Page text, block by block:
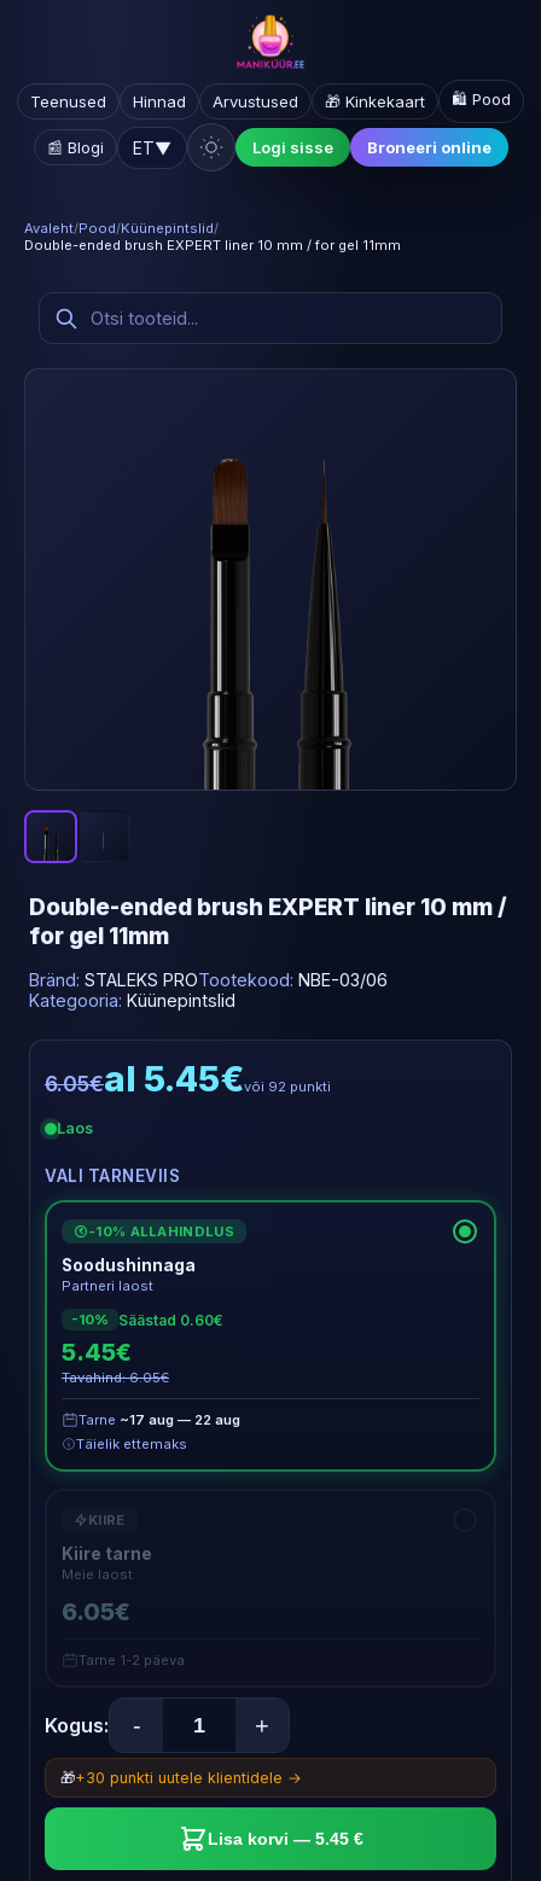
Teenused Hinnad Arvustused 🎁 Kinkekaart 🛍️ Pood
📰 Blogi ET▼ Logi sisse Broneeri online
Avaleht/Pood/Küünepintslid/
Double-ended brush EXPERT liner 10 mm / for gel 11mm
Double-ended brush EXPERT liner 10 mm /
for gel 11mm
Bränd: STALEKS PROTootekood: NBE-03/06
Kategooria: Küünepintslid
6.05€al 5.45€või 92 punkti
Laos
VALI TARNEVIIS
€ -10% ALLAHINDLUS
Soodushinnaga
Partneri laost
-10%
Säästad 0.60€
5.45€
Tavahind: 6.05€
Tarne ~17 aug — 22 aug
Täielik ettemaks
KIIRE
Kiire tarne
Meie laost
6.05€
Tarne 1-2 päeva
Kogus: - +
🎁+30 punkti uutele klientidele →
Lisa korvi — 5.45 €